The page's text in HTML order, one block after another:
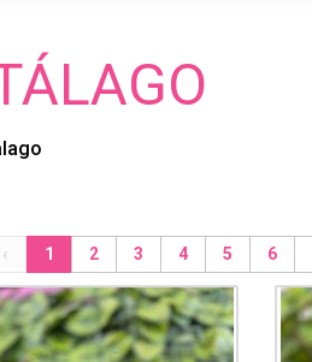
‹ 1 2 3 4 5 6